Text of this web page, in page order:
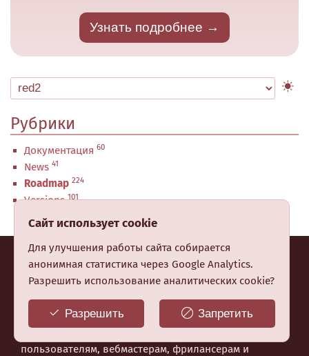
Узнать подробнее
Рубрики
Документация 60
News 41
Roadmap 224
Versions 101
MaxSite CMS © 2008-2026
MaxSite CMS создана в 🇺🇦 Украине и
предназначена для создания сайтов любой
пользователям, вебмастерам, фрилансерам и
Сайт использует cookie
Для улучшения работы сайта собирается
анонимная статистика через Google Analytics.
Разрешить использование аналитических cookie?
Разрешить Запретить